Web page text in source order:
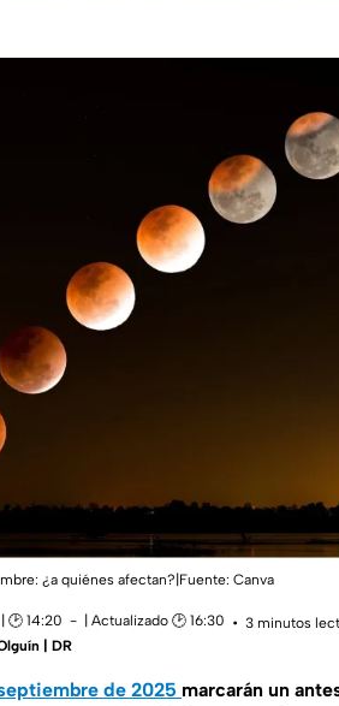
¿a quiénes afectan?|Fuente: Canva
🕑 14:20 | Actualizado 🕑 16:30
3 minutos
| DR
de 2025 marcarán un